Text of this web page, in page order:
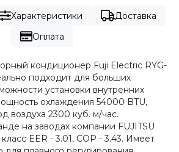
Характеристики
Доставка
Оплата
кондиционер Fuji Electric RYG-
подходит для больших
установки внутренних
охлаждения 54000 BTU,
воздуха 2300 куб. м/час.
на заводах компании FUJITSU
EER - 3.01, COP - 3.43. Имеет